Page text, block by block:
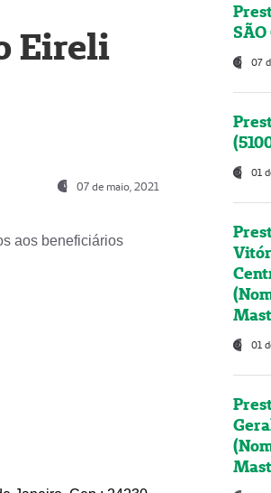
Eireli
07 de maio, 2021
aos beneficiários
07
01
01